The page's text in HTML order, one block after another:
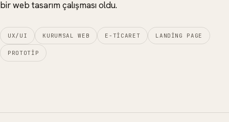
bir web tasarım çalışması oldu.
UX/UI KURUMSAL WEB E-TICARET LANDING PAGE
PROTOTIP